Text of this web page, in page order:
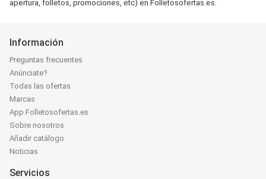
apertura, folletos, promociones, etc) en Folletosofertas.es.
Información
Preguntas frecuentes
Anúnciate?
Todas las ofertas
Marcas
App Folletosofertas.es
Sobre nosotros
Añadir catálogo
Noticias
Servicios